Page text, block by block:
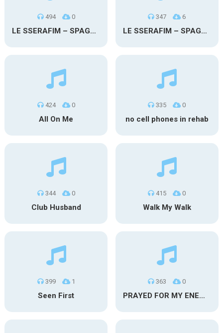
494 0
LE SSERAFIM – SPAGHETTI (Rap)
347 6
LE SSERAFIM – SPAGHETTI
424 0
All On Me
335 0
no cell phones in rehab
344 0
Club Husband
415 0
Walk My Walk
399 1
Seen First
363 0
PRAYED FOR MY ENEMIES